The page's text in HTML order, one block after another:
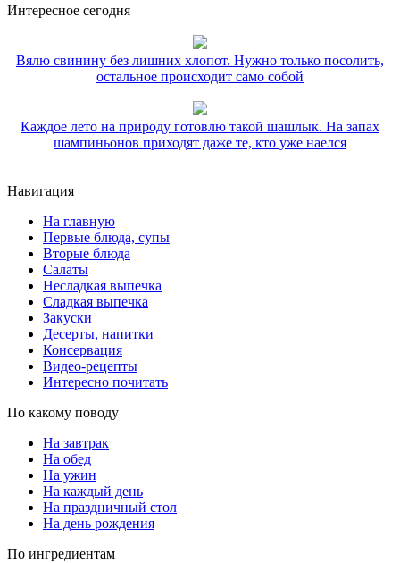
Интересное сегодня
Вялю свинину без лишних хлопот. Нужно только посолить,
остальное происходит само собой
Каждое лето на природу готовлю такой шашлык. На запах
шампиньонов приходят даже те, кто уже наелся
Навигация
На главную
Первые блюда, супы
Вторые блюда
Салаты
Несладкая выпечка
Сладкая выпечка
Закуски
Десерты, напитки
Консервация
Видео-рецепты
Интересно почитать
По какому поводу
На завтрак
На обед
На ужин
На каждый день
На праздничный стол
На день рождения
По ингредиентам